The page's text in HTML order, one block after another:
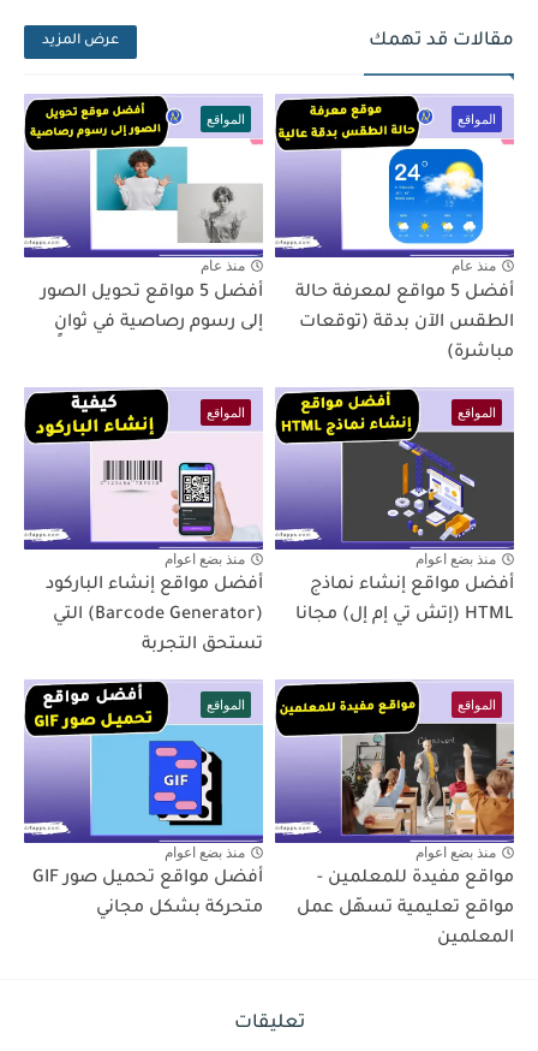
مقالات قد تهمك عرض المزيد
المواقع
منذ عام
أفضل 5 مواقع لمعرفة حالة
الطقس الآن بدقة (توقعات
مباشرة)
المواقع
منذ عام
أفضل 5 مواقع تحويل الصور
إلى رسوم رصاصية في ثوانٍ
المواقع
منذ بضع اعوام
أفضل مواقع إنشاء نماذج
HTML (إتش تي إم إل) مجانا
المواقع
منذ بضع اعوام
أفضل مواقع إنشاء الباركود
(Barcode Generator) التي
تستحق التجربة
المواقع
منذ بضع اعوام
مواقع مفيدة للمعلمين -
مواقع تعليمية تسهّل عمل
المعلمين
المواقع
منذ بضع اعوام
أفضل مواقع تحميل صور GIF
متحركة بشكل مجاني
تعليقات